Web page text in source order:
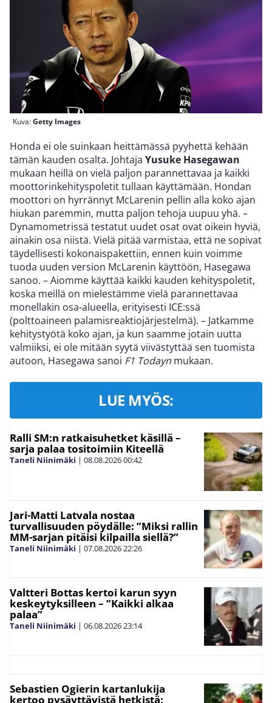
Kuva:Getty Images
Honda ei ole suinkaan heittämässä pyyhettä kehään
tämän kauden osalta. Johtaja Yusuke Hasegawan
mukaan heillä on vielä paljon parannettavaa ja kaikki
moottorinkehityspoletit tullaan käyttämään. Hondan
moottori on hyrrännyt McLarenin pellin alla koko ajan
hiukan paremmin, mutta paljon tehoja uupuu yhä. –
Dynamometrissä testatut uudet osat ovat oikein hyviä,
ainakin osa niistä. Vielä pitää varmistaa, että ne sopivat
täydellisesti kokonaispakettiin, ennen kuin voimme
tuoda uuden version McLarenin käyttöön, Hasegawa
sanoo. – Aiomme käyttää kaikki kauden kehityspoletit,
koska meillä on mielestämme vielä parannettavaa
monellakin osa-alueella, erityisesti ICE:ssä
(polttoaineen palamisreaktiojärjestelmä). – Jatkamme
kehitystyötä koko ajan, ja kun saamme jotain uutta
valmiiksi, ei ole mitään syytä viivästyttää sen tuomista
autoon, Hasegawa sanoi F1 Todayn mukaan.
LUE MYÖS:
Ralli SM:n ratkaisuhetket käsillä –
sarja palaa tositoimiin Kiteellä
Taneli Niinimäki | 08.08.202600:42
Jari-Matti Latvala nostaa
turvallisuuden pöydälle: ”Miksi rallin
MM-sarjan pitäisi kilpailla siellä?”
Taneli Niinimäki | 07.08.202622:26
Valtteri Bottas kertoi karun syyn
keskeytyksilleen – ”Kaikki alkaa
palaa”
Taneli Niinimäki | 06.08.202623:14
Sebastien Ogierin kartanlukija
kertoo pysäyttävistä hetkistä: